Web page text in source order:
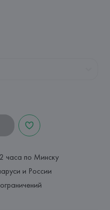
часа по Минску
и России